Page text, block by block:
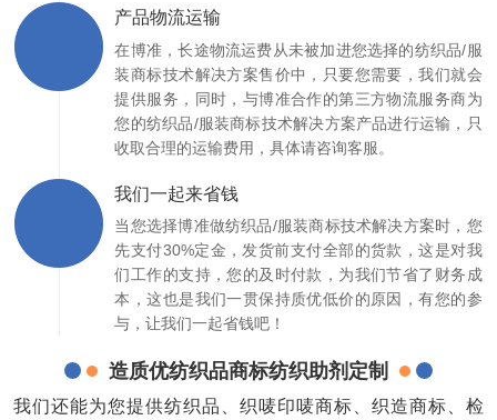
产品物流运输
在博准，长途物流运费从未被加进您选择的纺织品/服
装商标技术解决方案售价中，只要您需要，我们就会
提供服务，同时，与博准合作的第三方物流服务商为
您的纺织品/服装商标技术解决方案产品进行运输，只
收取合理的运输费用，具体请咨询客服。
我们一起来省钱
当您选择博准做纺织品/服装商标技术解决方案时，您
先支付30%定金，发货前支付全部的货款，这是对我
们工作的支持，您的及时付款，为我们节省了财务成
本，这也是我们一贯保持质优低价的原因，有您的参
与，让我们一起省钱吧！
造质优纺织品商标纺织助剂定制
我们还能为您提供纺织品、织唛印唛商标、织造商标、检